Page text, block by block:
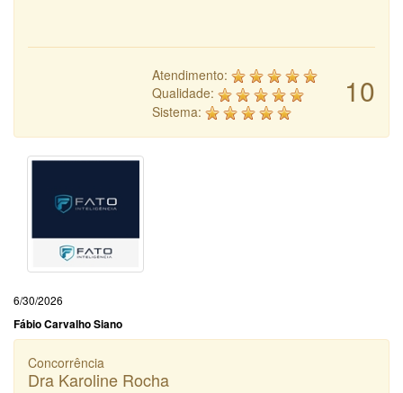
10
Atendimento:
Qualidade:
Sistema:
6/30/2026
Fábio Carvalho Siano
Concorrência
Dra Karoline Rocha